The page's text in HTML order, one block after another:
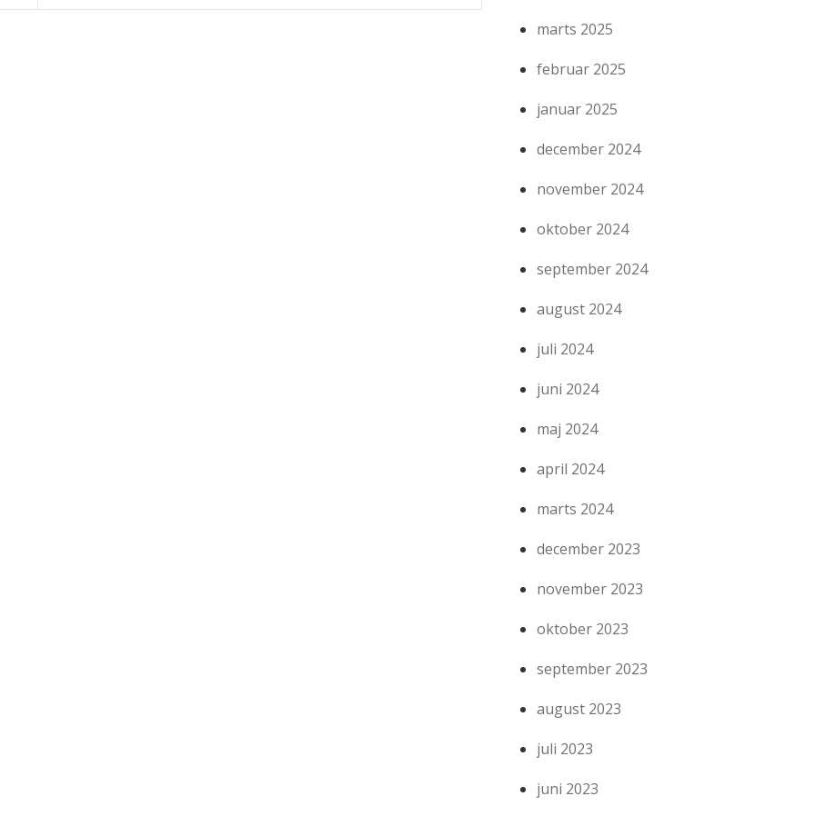
marts 2025
februar 2025
januar 2025
december 2024
november 2024
oktober 2024
september 2024
august 2024
juli 2024
juni 2024
maj 2024
april 2024
marts 2024
december 2023
november 2023
oktober 2023
september 2023
august 2023
juli 2023
juni 2023